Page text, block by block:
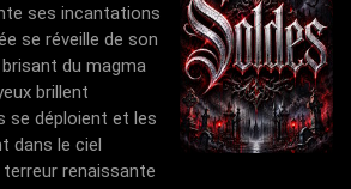
ses incantations
se réveille de son
du magma
brillent
se déploient et les
dans le ciel
renaissante